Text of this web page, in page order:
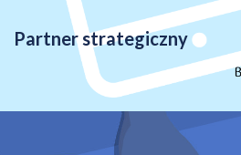
Partner strategiczny